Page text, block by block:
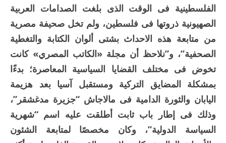
الفلسطينية فى الوقت الذى بلغت الصدامات العربية
الصهيونية ذروتها فى فلسطين، ولم تخل صحيفة مصرية
من متابعة هذه الاحداث بشتى ألوان الكتابة والتغطية
الصحفية”، و”نلاحظ أن مجلة «الكاتب المصري» كانت
تخوض فى مختلف القضايا السياسية المعاصرة؛ بدءًا
بمشكلة المضايق التركية ومستقبل آسيا بعد هزيمة
اليابان والثورة الدامية فى مالاجاش “جزيرة مدغشقر”،
وذلك فى إطار باب ثابت أطلقت عليه اسم “شهرية
السياسة الدولية”، وكان مخصصًا لمتابعة الشئون